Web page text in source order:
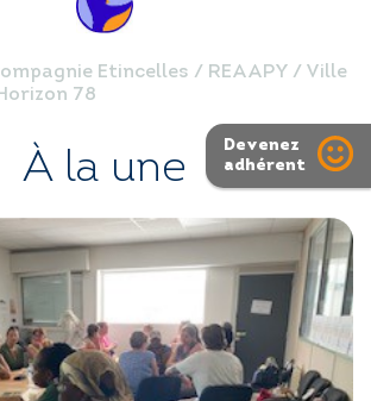
Etincelles / REAAPY / Ville
78
À la une
Devenez
adhérent